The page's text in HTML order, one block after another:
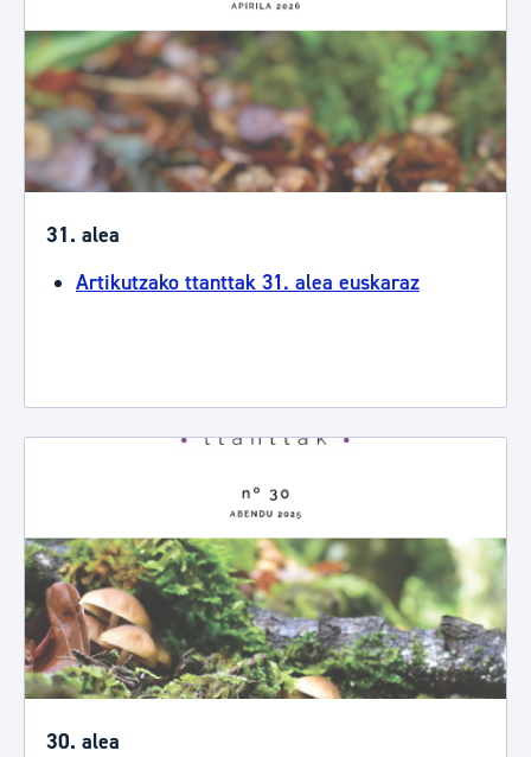
31. alea
Artikutzako ttanttak 31. alea euskaraz
30. alea